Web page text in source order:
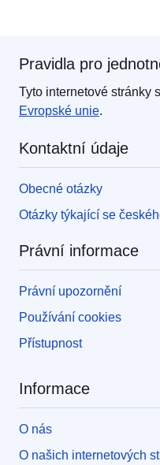
Pravidla pro
Tyto internetové stránky
Evropské unie.
Kontaktní údaje
Obecné otázky
Otázky týkající se
Právní informace
Právní upozornění
Používání cookies
Přístupnost
Informace
O nás
O našich internetových